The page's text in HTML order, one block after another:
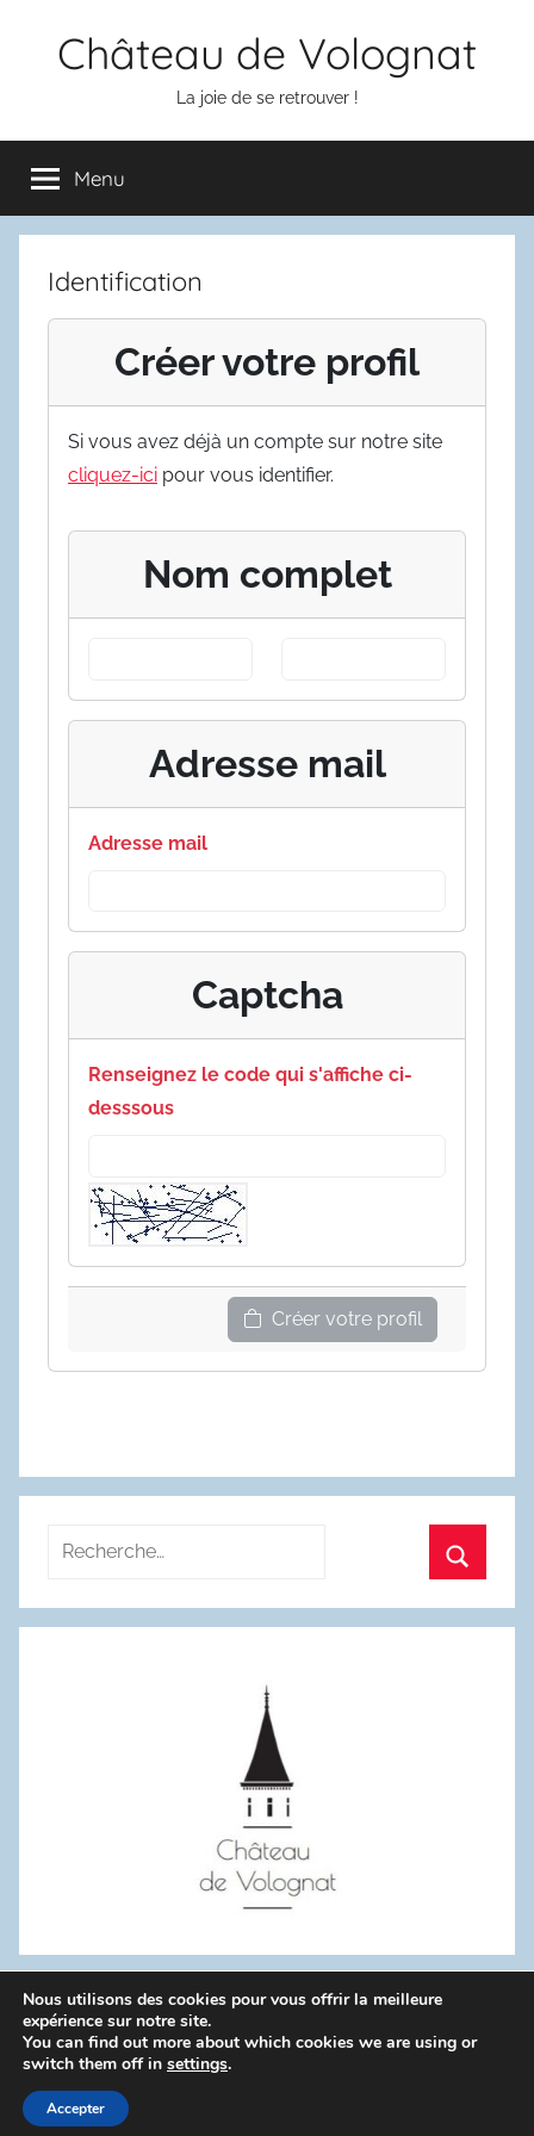
Château de Volognat
La joie de se retrouver !
Menu
Identification
Créer votre profil
Si vous avez déjà un compte sur notre site
cliquez-ici pour vous identifier.
Nom complet
Adresse mail
Adresse mail
Captcha
Renseignez le code qui s'affiche ci-
desssous
Créer votre profil
Recherche
:
WordPress Theme: Donovan by ThemeZee.
Politique de confidentialité
Nous utilisons des cookies pour vous offrir la meilleure
expérience sur notre site.
You can find out more about which cookies we are using or
switch them off in settings.
Accepter